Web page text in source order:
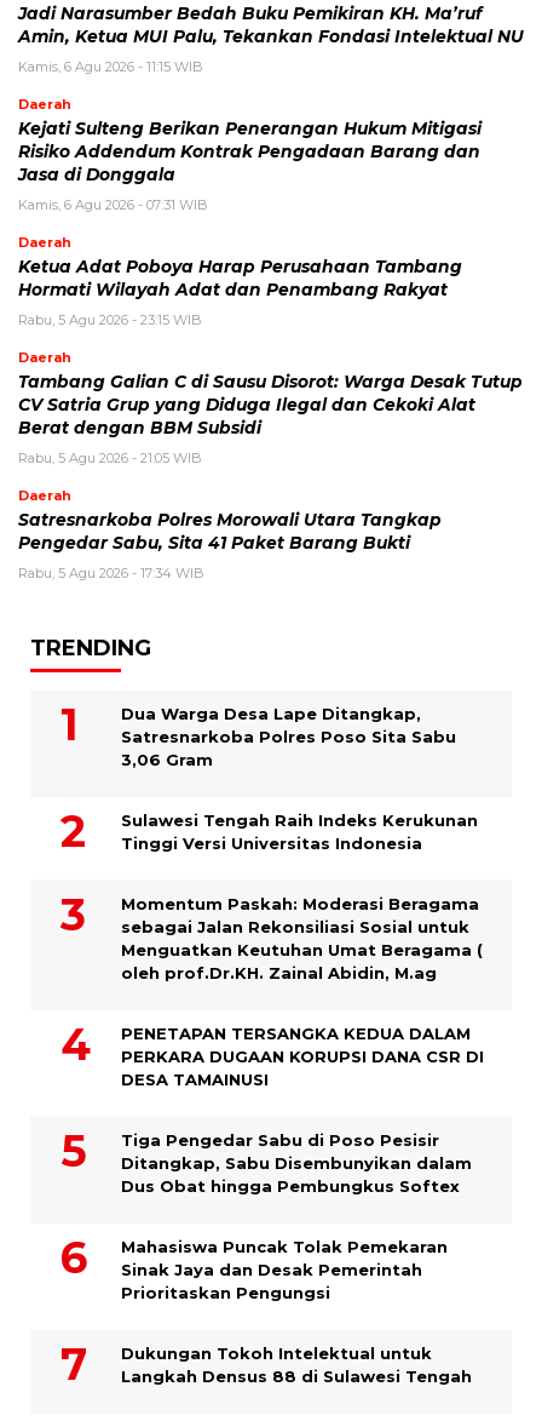
Jadi Narasumber Bedah Buku Pemikiran KH. Ma’ruf
Amin, Ketua MUI Palu, Tekankan Fondasi Intelektual NU
Kamis, 6 Agu 2026 - 11:15 WIB
Daerah
Kejati Sulteng Berikan Penerangan Hukum Mitigasi
Risiko Addendum Kontrak Pengadaan Barang dan
Jasa di Donggala
Kamis, 6 Agu 2026 - 07:31 WIB
Daerah
Ketua Adat Poboya Harap Perusahaan Tambang
Hormati Wilayah Adat dan Penambang Rakyat
Rabu, 5 Agu 2026 - 23:15 WIB
Daerah
Tambang Galian C di Sausu Disorot: Warga Desak Tutup
CV Satria Grup yang Diduga Ilegal dan Cekoki Alat
Berat dengan BBM Subsidi
Rabu, 5 Agu 2026 - 21:05 WIB
Daerah
Satresnarkoba Polres Morowali Utara Tangkap
Pengedar Sabu, Sita 41 Paket Barang Bukti
Rabu, 5 Agu 2026 - 17:34 WIB
TRENDING
Dua Warga Desa Lape Ditangkap,
Satresnarkoba Polres Poso Sita Sabu
3,06 Gram
Sulawesi Tengah Raih Indeks Kerukunan
Tinggi Versi Universitas Indonesia
Momentum Paskah: Moderasi Beragama
sebagai Jalan Rekonsiliasi Sosial untuk
Menguatkan Keutuhan Umat Beragama (
oleh prof.Dr.KH. Zainal Abidin, M.ag
PENETAPAN TERSANGKA KEDUA DALAM
PERKARA DUGAAN KORUPSI DANA CSR DI
DESA TAMAINUSI
Tiga Pengedar Sabu di Poso Pesisir
Ditangkap, Sabu Disembunyikan dalam
Dus Obat hingga Pembungkus Softex
Mahasiswa Puncak Tolak Pemekaran
Sinak Jaya dan Desak Pemerintah
Prioritaskan Pengungsi
Dukungan Tokoh Intelektual untuk
Langkah Densus 88 di Sulawesi Tengah